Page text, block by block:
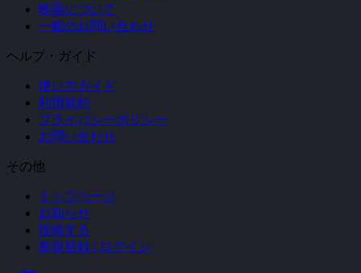
映画について
一般のお問い合わせ
ヘルプ・ガイド
使い方ガイド
利用規約
プライバシーポリシー
お問い合わせ
その他
トップページ
お知らせ
投稿する
新規登録 / ログイン